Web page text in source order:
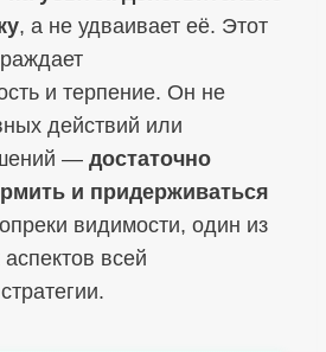
, а не удваивает её. Этот
и терпение. Он не
действий или
— достаточно
и придерживаться
видимости, один из
всей